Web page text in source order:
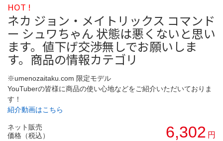
HOT !
ネカ ジョン・メイトリックス コマンド
ー シュワちゃん 状態は悪くないと思い
ます。値下げ交渉無しでお願いしま
す。商品の情報カテゴリ
※umenozaitaku.com 限定モデル
YouTuberの皆様に商品の使い心地などをご紹介いただいておりま
す！
紹介動画はこちら
ネット販売
価格（税込）
6,302 円